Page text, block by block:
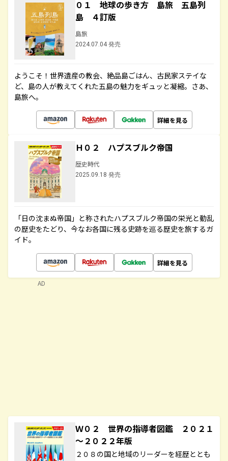
０１ 地球の歩き方 島旅 五島列
島 ４訂版
島旅
2024.07.04 発売
ようこそ！世界遺産の教会、絶品島ごはん、古民家ステイな
ど、島の人が教えてくれた五島の魅力をギュッと凝縮。さあ、
島旅へ。
詳細を見る
Ｈ０２ ハプスブルク帝国
歴史時代
2025.09.18 発売
「日の沈まぬ帝国」と称されたハプスブルク帝国の栄光と動乱
の歴史をたどり、今なお各国に残る史跡を巡る歴史を旅するガ
イド。
詳細を見る
Ｗ０２ 世界の指導者図鑑 ２０２１
～２０２２年版
２０８の国と地域のリーダーを経歴ととも
AD